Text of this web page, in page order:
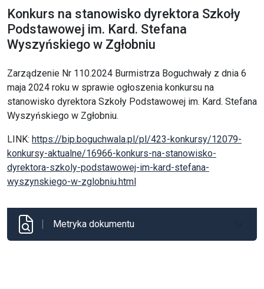
Konkurs na stanowisko dyrektora Szkoły
Podstawowej im. Kard. Stefana
Wyszyńskiego w Zgłobniu
Zarządzenie Nr 110.2024 Burmistrza Boguchwały z dnia 6
maja 2024 roku w sprawie ogłoszenia konkursu na
stanowisko dyrektora Szkoły Podstawowej im. Kard. Stefana
Wyszyńskiego w Zgłobniu.
LINK: https://bip.boguchwala.pl/pl/423-konkursy/12079-
konkursy-aktualne/16966-konkurs-na-stanowisko-
dyrektora-szkoly-podstawowej-im-kard-stefana-
wyszynskiego-w-zglobniu.html
Metryka dokumentu